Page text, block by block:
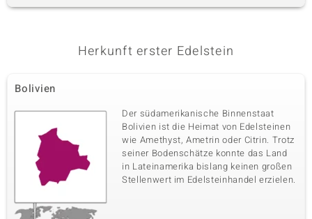
Herkunft erster Edelstein
Bolivien
Der südamerikanische Binnenstaat
Bolivien ist die Heimat von Edelsteinen
wie Amethyst, Ametrin oder Citrin. Trotz
seiner Bodenschätze konnte das Land
in Lateinamerika bislang keinen großen
Stellenwert im Edelsteinhandel erzielen.